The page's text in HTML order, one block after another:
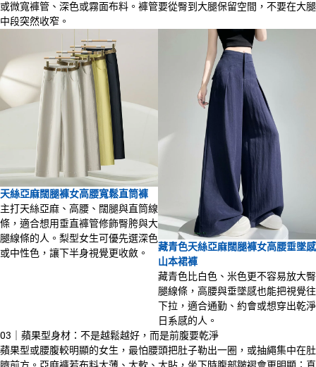
或微寬褲管、深色或霧面布料。褲管要從臀到大腿保留空間，不要在大腿
中段突然收窄。
天絲亞麻闊腿褲女高腰寬鬆直筒褲
主打天絲亞麻、高腰、闊腿與直筒線
條，適合想用垂直褲管修飾臀胯與大
腿線條的人。梨型女生可優先選深色
或中性色，讓下半身視覺更收斂。
藏青色天絲亞麻闊腿褲女高腰垂墜感
山本裙褲
藏青色比白色、米色更不容易放大臀
腿線條，高腰與垂墜感也能把視覺往
下拉，適合通勤、約會或想穿出乾淨
日系感的人。
03｜蘋果型身材：不是越鬆越好，而是前腹要乾淨
蘋果型或腰腹較明顯的女生，最怕腰頭把肚子勒出一圈，或抽繩集中在肚